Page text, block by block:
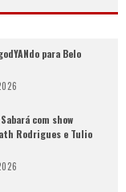
para Belo
com show
Rodrigues e Tulio